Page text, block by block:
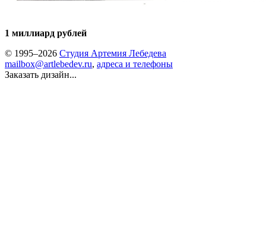
1 миллиард рублей
© 1995–2026 Студия Артемия Лебедева
mailbox@artlebedev.ru, адреса и телефоны
Заказать дизайн...